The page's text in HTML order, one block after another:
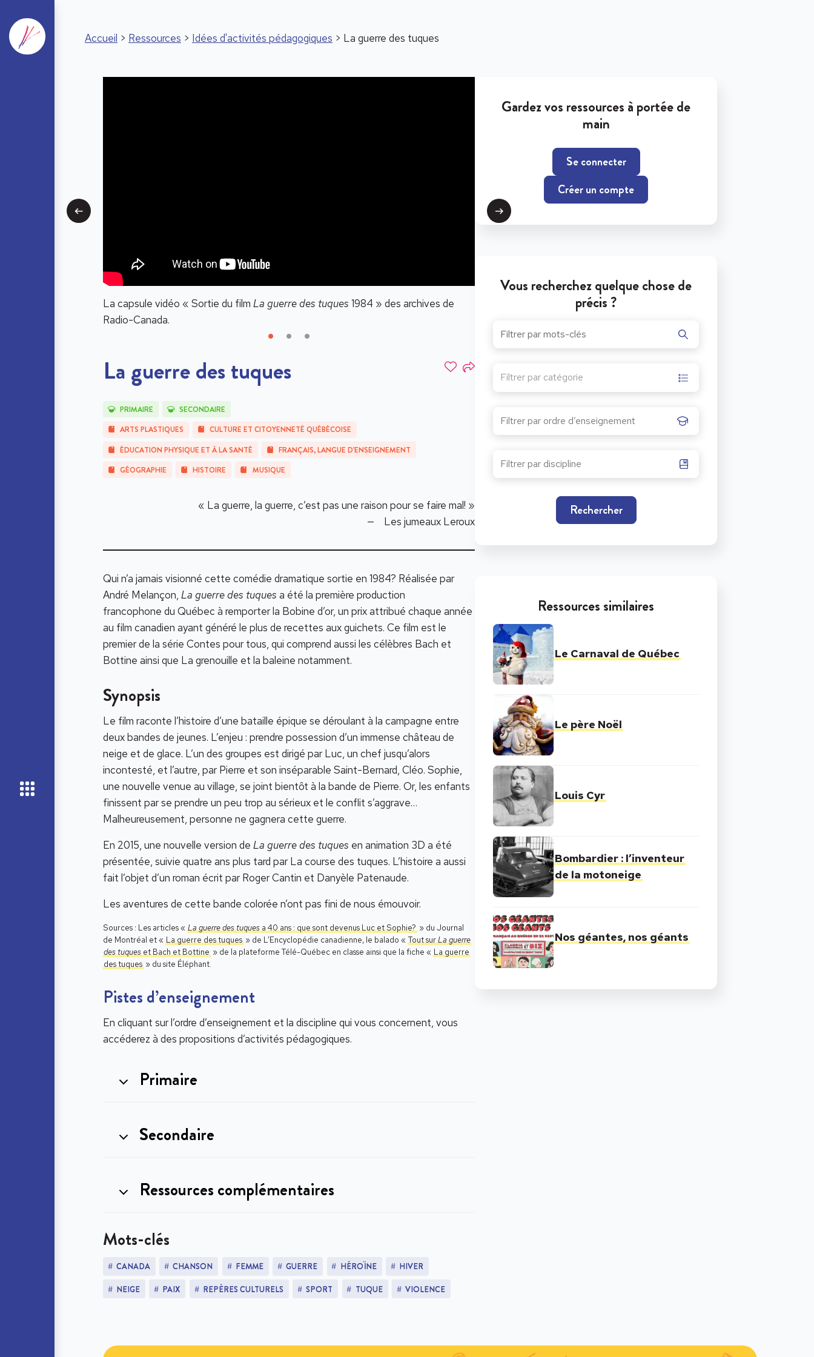
Accueil > Ressources > Idées d'activités pédagogiques > La guerre des tuques
Précédent
La capsule vidéo « Sortie du film La guerre des tuques 1984 » des archives de
Radio-Canada.
La bande-annonce du film
Suivant
La guerre des tuques
PRIMAIRE
SECONDAIRE
ARTS PLASTIQUES
CULTURE ET CITOYENNETÉ QUÉBÉCOISE
ÉDUCATION PHYSIQUE ET À LA SANTÉ
FRANÇAIS, LANGUE D’ENSEIGNEMENT
GÉOGRAPHIE
HISTOIRE MUSIQUE
« La guerre, la guerre, c’est pas une raison pour se faire mal! »
— Les jumeaux Leroux
Qui n’a jamais visionné cette comédie dramatique sortie en 1984? Réalisée par
André Melançon, La guerre des tuques a été la première production
francophone du Québec à remporter la Bobine d’or, un prix attribué chaque année
au film canadien ayant généré le plus de recettes aux guichets. Ce film est le
premier de la série Contes pour tous, qui comprend aussi les célèbres Bach et
Bottine ainsi que La grenouille et la baleine notamment.
Synopsis
Le film raconte l’histoire d’une bataille épique se déroulant à la campagne entre
deux bandes de jeunes. L’enjeu : prendre possession d’un immense château de
neige et de glace. L’un des groupes est dirigé par Luc, un chef jusqu’alors
incontesté, et l’autre, par Pierre et son inséparable Saint-Bernard, Cléo. Sophie,
une nouvelle venue au village, se joint bientôt à la bande de Pierre. Or, les enfants
finissent par se prendre un peu trop au sérieux et le conflit s’aggrave…
Malheureusement, personne ne gagnera cette guerre.
En 2015, une nouvelle version de La guerre des tuques en animation 3D a été
présentée, suivie quatre ans plus tard par La course des tuques. L’histoire a aussi
fait l’objet d’un roman écrit par Roger Cantin et Danyèle Patenaude.
Les aventures de cette bande colorée n’ont pas fini de nous émouvoir.
Sources : Les articles « La guerre des tuques a 40 ans : que sont devenus Luc et Sophie? » du Journal
de Montréal et « La guerre des tuques » de L’Encyclopédie canadienne, le balado « Tout surLa guerre
des tuques et Bach et Bottine » de la plateforme Télé-Québec en classe ainsi que la fiche « La guerre
des tuques » du site Éléphant.
Pistes d’enseignement
En cliquant sur l’ordre d’enseignement et la discipline qui vous concernent, vous
accéderez à des propositions d’activités pédagogiques.
Primaire
Secondaire
Ressources complémentaires
Mots-clés
CANADA CHANSON FEMME GUERRE HÉROÏNE
HIVER
NEIGE
PAIX REPÈRES CULTURELS SPORT TUQUE VIOLENCE
Gardez vos ressources à portée de
main
Se connecter
Créer un compte
Vous recherchez quelque chose de
précis ?
Filtrer par catégorie
Rechercher
Ressources similaires
Le Carnaval de Québec
Le père Noël
Louis Cyr
Bombardier : l’inventeur
de la motoneige
Nos géantes, nos géants